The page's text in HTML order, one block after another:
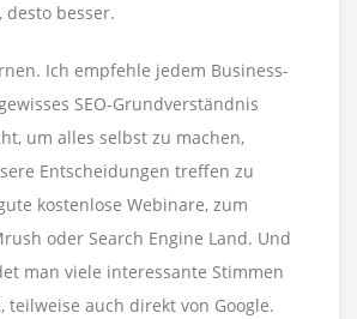
besser.
Ich empfehle jedem Business-
SEO-Grundverständnis
um alles selbst zu machen,
Entscheidungen treffen zu
kostenlose Webinare, zum
oder Search Engine Land. Und
man viele interessante Stimmen
teilweise auch direkt von Google.